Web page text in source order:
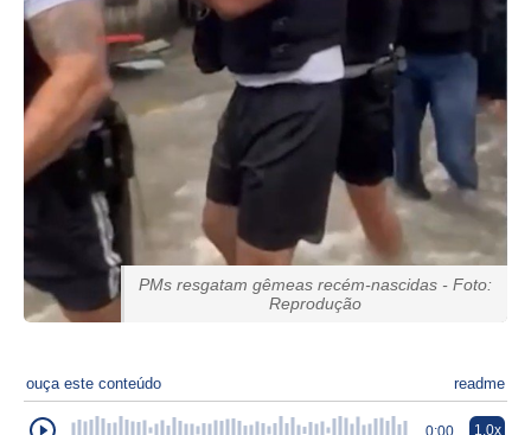
PMs resgatam gêmeas recém-nascidas - Foto:
Reprodução
ouça este conteúdo readme
0:00 1.0x